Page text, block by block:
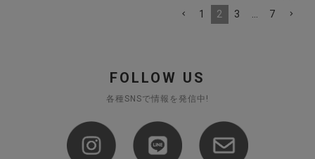
1
2 3 7
FOLLOW US
各種SNSで情報を発信中!